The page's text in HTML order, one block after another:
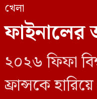
খেলা
ফাইনালের
২০২৬ ফিফা
ফ্রান্সকে